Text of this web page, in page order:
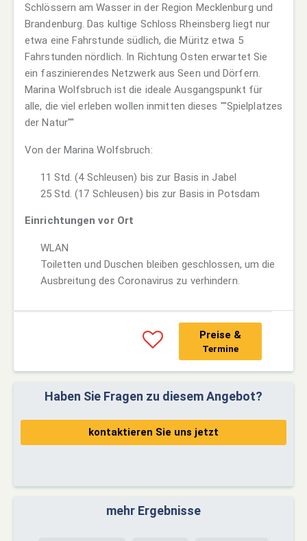
Schlössern am Wasser in der Region Mecklenburg und
Brandenburg. Das kultige Schloss Rheinsberg liegt nur
etwa eine Fahrstunde südlich, die Müritz etwa 5
Fahrstunden nördlich. In Richtung Osten erwartet Sie
ein faszinierendes Netzwerk aus Seen und Dörfern.
Marina Wolfsbruch ist die ideale Ausgangspunkt für
alle, die viel erleben wollen inmitten dieses ""Spielplatzes
der Natur""
Von der Marina Wolfsbruch:
11 Std. (4 Schleusen) bis zur Basis in Jabel
25 Std. (17 Schleusen) bis zur Basis in Potsdam
Einrichtungen vor Ort
WLAN
Toiletten und Duschen bleiben geschlossen, um die
Ausbreitung des Coronavirus zu verhindern.
Preise &
Termine
Haben Sie Fragen zu diesem Angebot?
kontaktieren Sie uns jetzt
mehr Ergebnisse